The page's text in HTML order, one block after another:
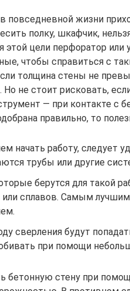
повседневной жизни
полку, шкафчик,
этой цели перфоратор
чтобы справиться с
толщина стены не
не стоит рисковать,
— при контакте с
правильно, то
начать работу, следует
трубы или другие
берутся для такой
или сплавов. Самым
сверления будут
при помощи
бетонную стену при